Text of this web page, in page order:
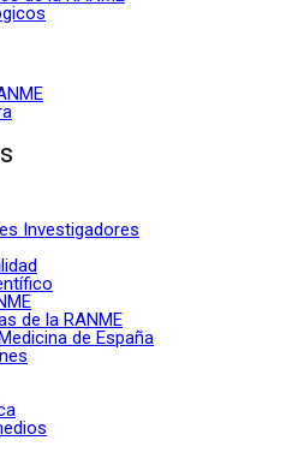
Investigadores
de la RANME
de España